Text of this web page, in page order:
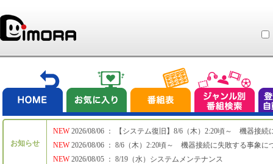
お知らせ
NEW
NEW
NEW
2026/08/06 ： 【システム復旧】8/6（木）2:20頃～ 機器接続
2026/08/06 ： 8/6（木）2:20頃～ 機器接続に失敗する事象に
2026/08/05 ： 8/19（水）システムメンテナンス